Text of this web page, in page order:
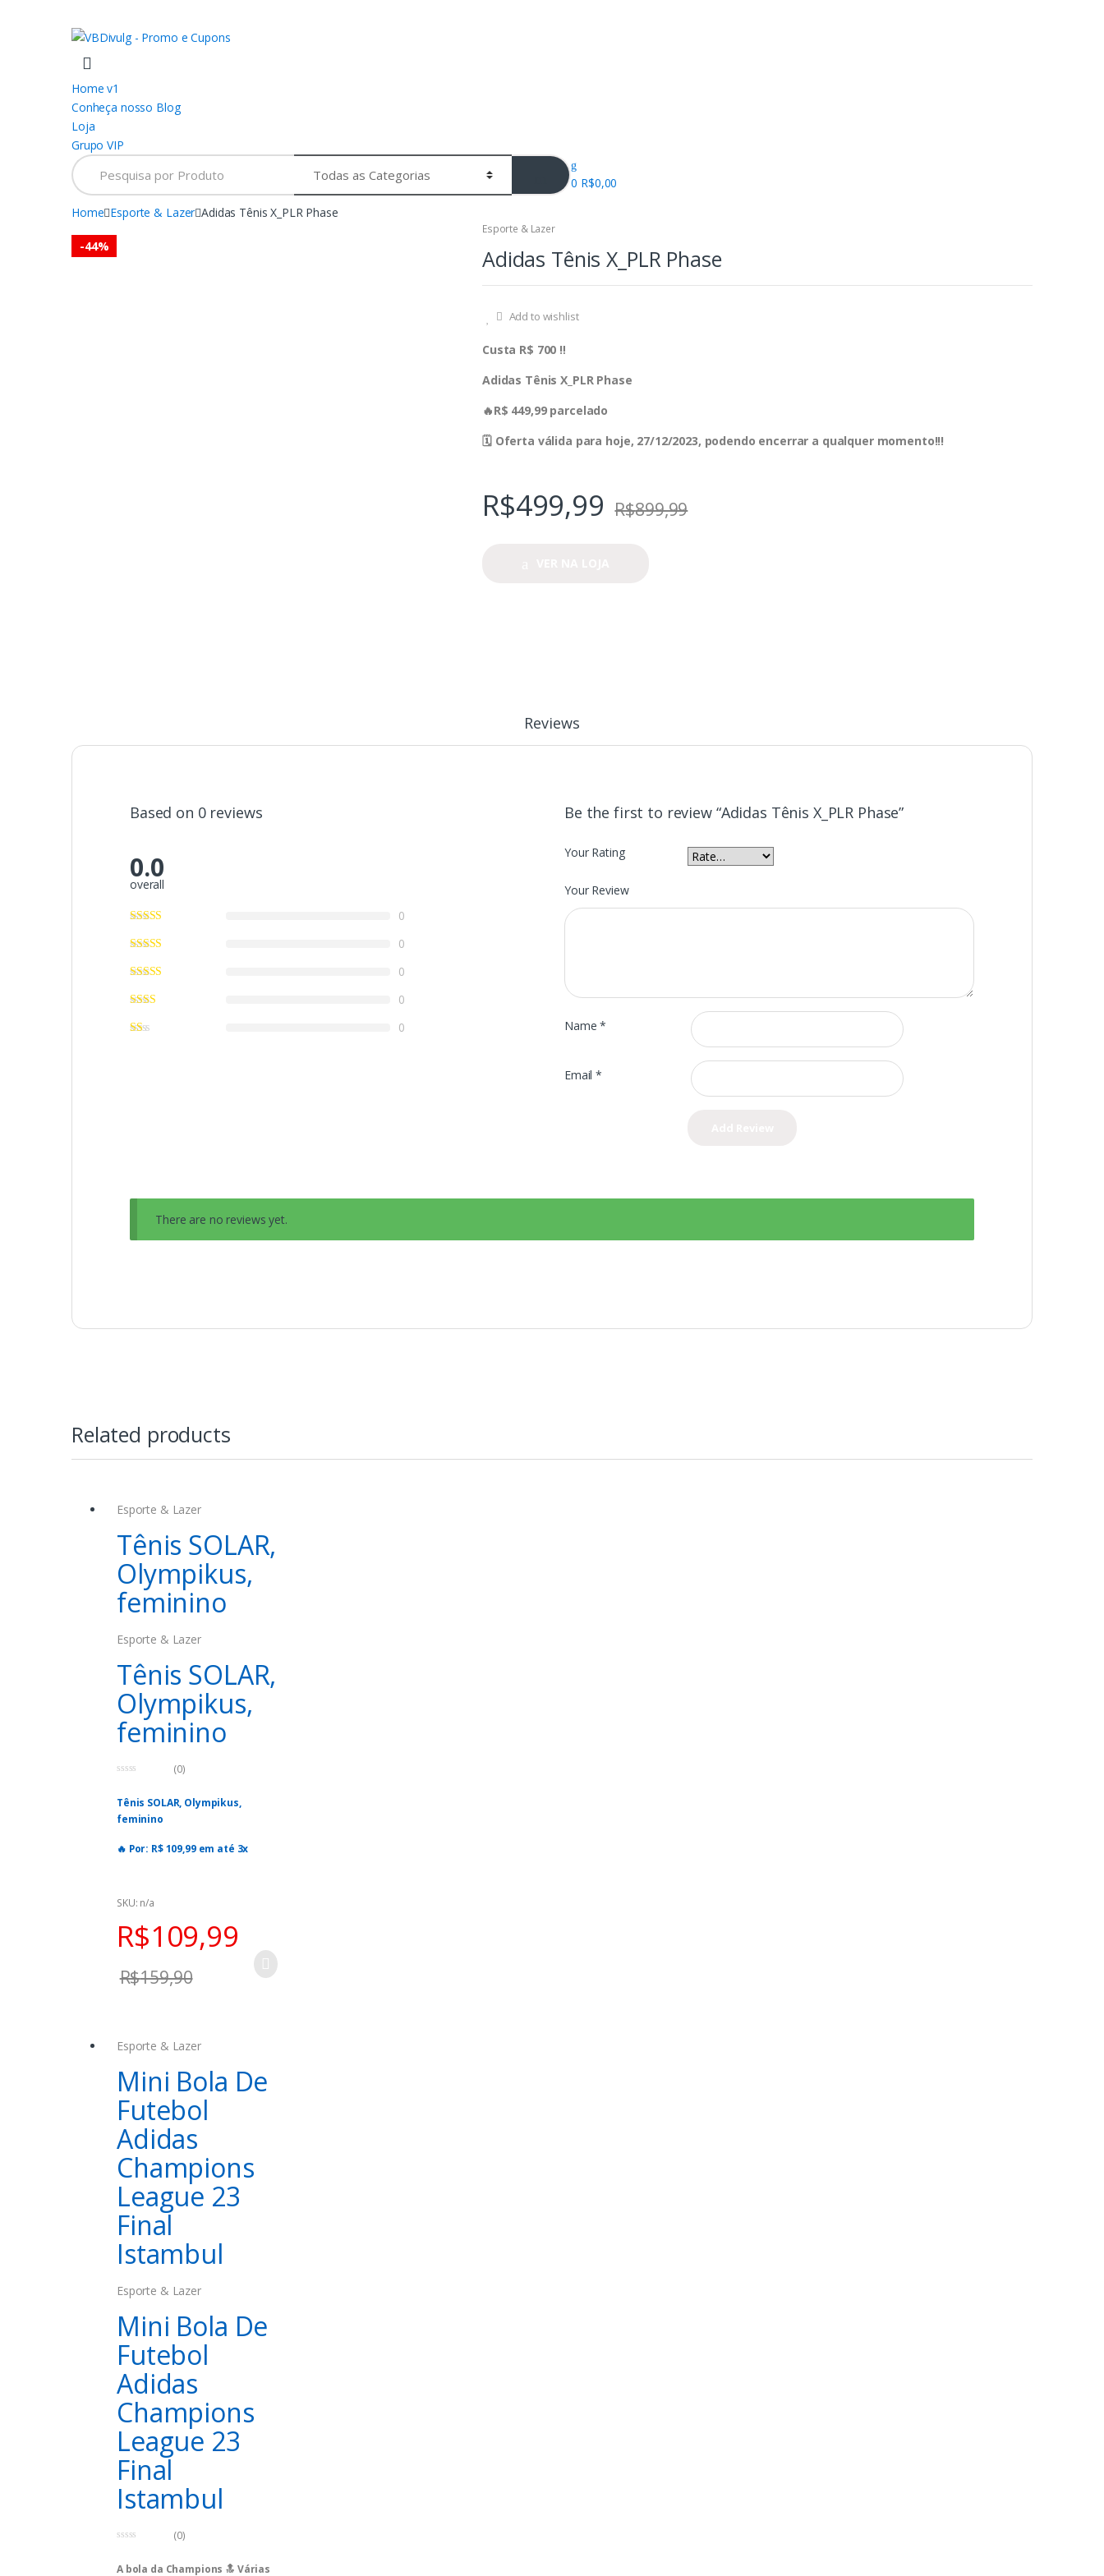
Home v1
Conheça nosso Blog
Loja
Grupo VIP
Search
for:
0 R$0,00
Home Esporte & Lazer Adidas Tênis X_PLR Phase
-44%
Esporte & Lazer
Adidas Tênis X_PLR Phase
Add to wishlist
Custa R$ 700 ‼️
Adidas Tênis X_PLR Phase
🔥R$ 449,99 parcelado
🗓 Oferta válida para hoje, 27/12/2023, podendo encerrar a qualquer momento!!!
R$499,99 R$899,99
Reviews
Based on 0 reviews
0.0
overall
0
0
0
0
0
Be the first to review “Adidas Tênis X_PLR Phase”
Your Rating
Your Review
Name*
Email*
There are no reviews yet.
Related products
Esporte & Lazer
Tênis SOLAR,
Olympikus,
feminino
Esporte & Lazer
Tênis SOLAR,
Olympikus,
feminino
u
t
o
(0)
Tênis SOLAR, Olympikus,
feminino
🔥 Por: R$ 109,99 em até 3x
qualquer momento!!!
✒️ Seja prime, primeiro mês é
grátis e pode cancelar quando
quiser (inclusive no primeiro
mês):
https://amzn.to/3xyV8G9
SKU: n/a
R$109,99
R$159,90
Esporte & Lazer
Mini Bola De
Futebol
Adidas
Champions
League 23
Final
Istambul
Esporte & Lazer
Mini Bola De
Futebol
Adidas
Champions
League 23
Final
Istambul
u
(0)
A bola da Champions 🔝 Várias